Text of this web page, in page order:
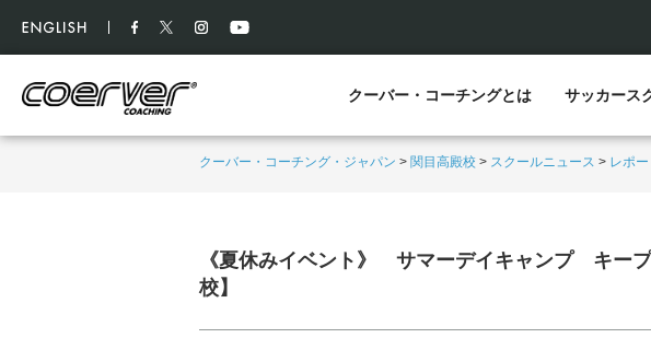
クーバー・コーチングとは サッカース
クーバー・コーチング・ジャパン > 関目高殿校 > スクールニュース > レポー
《夏休みイベント》 サマーデイキャンプ キー
校】